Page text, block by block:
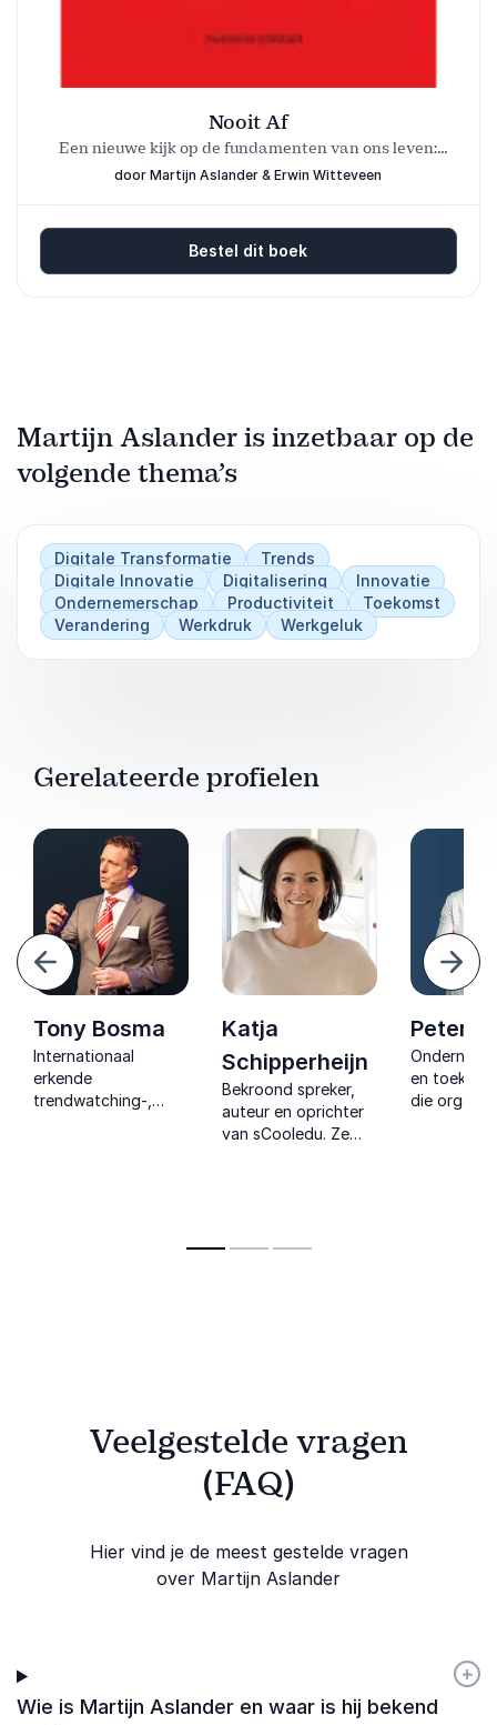
Nooit Af
Een nieuwe kijk op de fundamenten van ons leven:
werk, school, zorg, overheid en management
door Martijn Aslander & Erwin Witteveen
Bestel dit boek
Martijn Aslander is inzetbaar op de
volgende thema’s
Digitale Transformatie
Trends
Digitale Innovatie
Digitalisering
Innovatie
Ondernemerschap
Productiviteit
Toekomst
Verandering
Werkdruk Werkgeluk
Gerelateerde profielen
Tony Bosma
Internationaal
erkende
trendwatching-,
Katja
Schipperheijn
Bekroond spreker,
auteur en oprichter
van sCooledu. Ze
groei en impact.
Peter
en
die
Veelgestelde vragen
(FAQ)
Hier vind je de meest gestelde vragen
over Martijn Aslander
Wie is Martijn Aslander en waar is hij bekend
+
-